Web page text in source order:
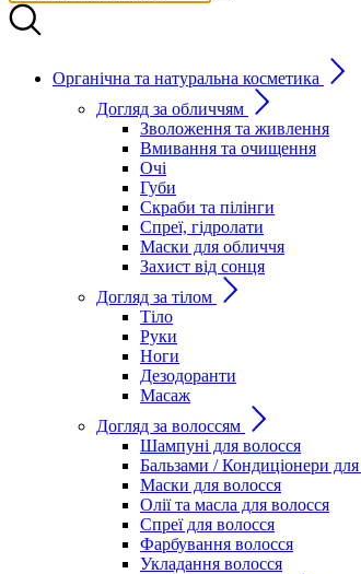
Органічна та натуральна косметика
Догляд за обличчям
Зволоження та живлення
Вмивання та очищення
Очі
Губи
Скраби та пілінги
Спреї, гідролати
Маски для обличчя
Захист від сонця
Догляд за тілом
Тіло
Руки
Ноги
Дезодоранти
Масаж
Догляд за волоссям
Шампуні для волосся
Бальзами / Кондиціонери для
Маски для волосся
Олії та масла для волосся
Спреї для волосся
Фарбування волосся
Укладання волосся